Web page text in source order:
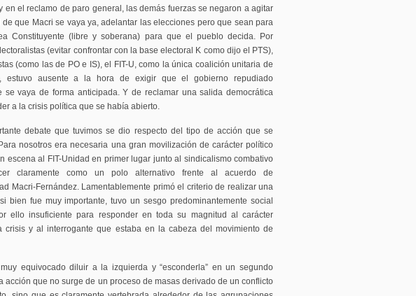
en el reclamo de paro general, las demás fuerzas se negaron a agitar
de que Macri se vaya ya, adelantar las elecciones pero que sean para
Constituyente (libre y soberana) para que el pueblo decida. Por
(evitar confrontar con la base electoral K como dijo el PTS),
(como las de PO e IS), el FIT-U, como la única coalición unitaria de
estuvo ausente a la hora de exigir que el gobierno repudiado
se vaya de forma anticipada. Y de reclamar una salida democrática
a la crisis política que se había abierto.
debate que tuvimos se dio respecto del tipo de acción que se
nosotros era necesaria una gran movilización de carácter político
escena al FIT-Unidad en primer lugar junto al sindicalismo combativo
claramente como un polo alternativo frente al acuerdo de
Macri-Fernández. Lamentablemente primó el criterio de realizar una
bien fue muy importante, tuvo un sesgo predominantemente social
ello insuficiente para responder en toda su magnitud al carácter
crisis y al interrogante que estaba en la cabeza del movimiento de
equivocado diluir a la izquierda y “esconderla” en un segundo
acción que no surge de un proceso de masas derivado de un conflicto